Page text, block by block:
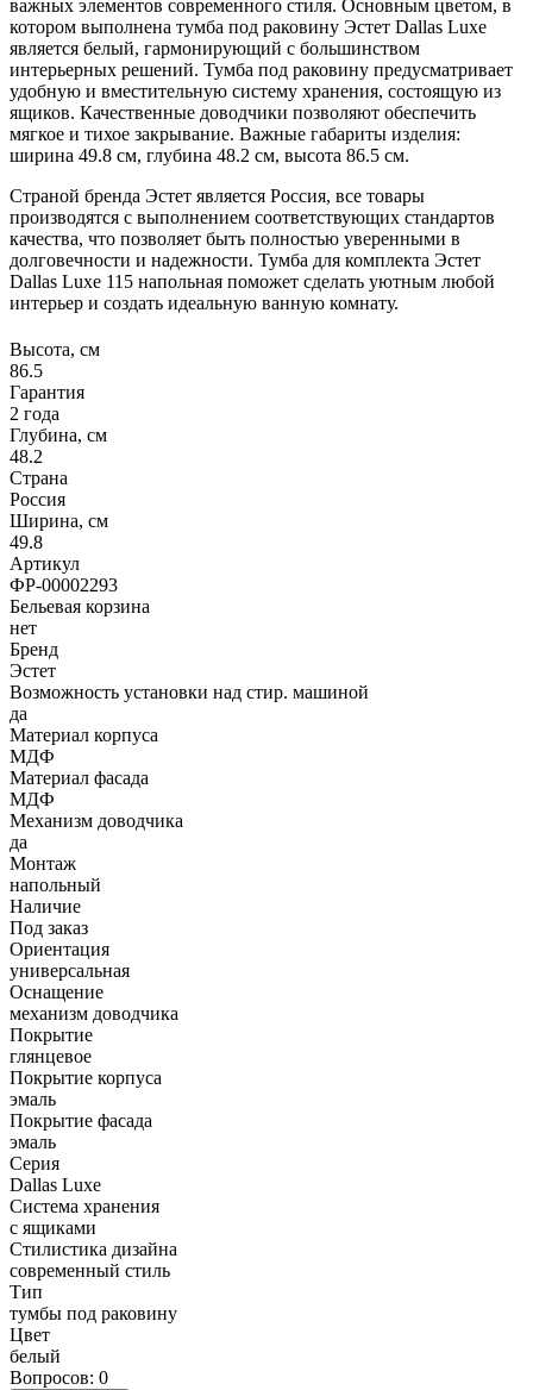
важных элементов современного стиля. Основным цветом, в
котором выполнена тумба под раковину Эстет Dallas Luxe
является белый, гармонирующий с большинством
интерьерных решений. Тумба под раковину предусматривает
удобную и вместительную систему хранения, состоящую из
ящиков. Качественные доводчики позволяют обеспечить
мягкое и тихое закрывание. Важные габариты изделия:
ширина 49.8 см, глубина 48.2 см, высота 86.5 см.
Страной бренда Эстет является Россия, все товары
производятся с выполнением соответствующих стандартов
качества, что позволяет быть полностью уверенными в
долговечности и надежности. Тумба для комплекта Эстет
Dallas Luxe 115 напольная поможет сделать уютным любой
интерьер и создать идеальную ванную комнату.
Высота, см
86.5
Гарантия
2 года
Глубина, см
48.2
Страна
Россия
Ширина, см
49.8
Артикул
ФР-00002293
Бельевая корзина
нет
Бренд
Эстет
Возможность установки над стир. машиной
да
Материал корпуса
МДФ
Материал фасада
МДФ
Механизм доводчика
да
Монтаж
напольный
Наличие
Под заказ
Ориентация
универсальная
Оснащение
механизм доводчика
Покрытие
глянцевое
Покрытие корпуса
эмаль
Покрытие фасада
эмаль
Серия
Dallas Luxe
Система хранения
с ящиками
Стилистика дизайна
современный стиль
Тип
тумбы под раковину
Цвет
белый
Вопросов: 0